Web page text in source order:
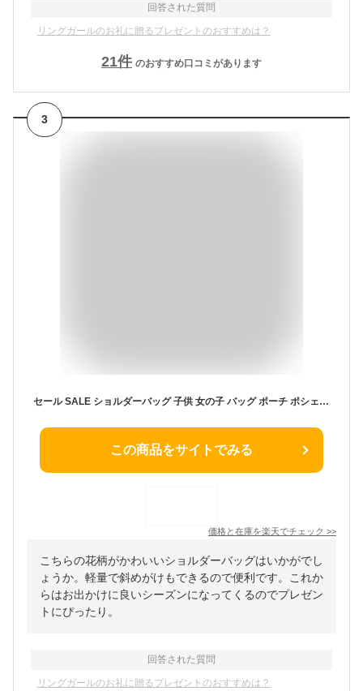
回答された質問
リングガールのお礼に贈るプレゼントのおすすめは？
21件 のおすすめ口コミがあります
3
セール SALE ショルダーバッグ 子供 女の子 バッグ ポーチ ポシェット キッズ 子ども こども スモール おしゃれ 人気 カバン プレゼント3歳 4歳 5歳 鞄 斜め掛け かわいい 入学 お祝い ギフト ラッピング 誕生日 保育園 幼稚園 お出かけ リバティ 花柄 プリント
この商品をサイトでみる
価格と在庫を楽天でチェック >>
こちらの花柄がかわいいショルダーバッグはいかがでし
ょうか。軽量で斜めがけもできるので便利です。これか
らはお出かけに良いシーズンになってくるのでプレゼン
トにぴったり。
回答された質問
リングガールのお礼に贈るプレゼントのおすすめは？